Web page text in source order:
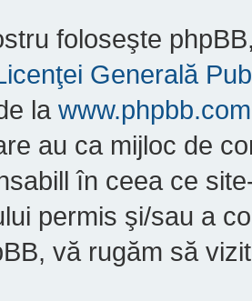
foloseşte
Generală
la www.phpbb.com
au ca mijloc de
în ceea ce
permis şi/sau a
vă rugăm să